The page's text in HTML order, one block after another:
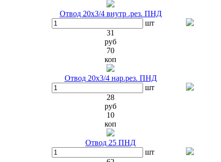
Отвод 20х3/4 внутр .рез. ПНД
шт
31
руб
70
коп
Отвод 20х3/4 нар.рез. ПНД
шт
28
руб
10
коп
Отвод 25 ПНД
шт